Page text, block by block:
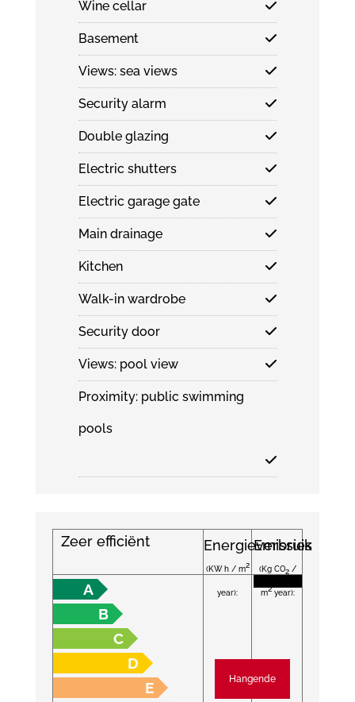
Wine cellar
Basement
Views: sea views
Security alarm
Double glazing
Electric shutters
Electric garage gate
Main drainage
Kitchen
Walk-in wardrobe
Security door
Views: pool view
Proximity: public swimming
pools
Zeer efficiënt Energieverbruik
(KW h / m2
year):
Emissies
(Kg CO2/
m2year):
A
B
C
D
E
Hangende